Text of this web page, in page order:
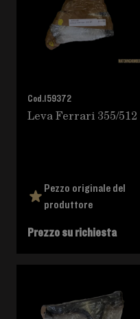
Cod.159372
Leva Ferrari 355/512
Pezzo originale del
produttore
Prezzo su richiesta